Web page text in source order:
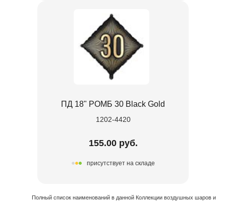
ПД 18" РОМБ 30 Black Gold
1202-4420
155.00 руб.
присутствует на складе
Полный список наименований в данной Коллекции воздушных шаров и